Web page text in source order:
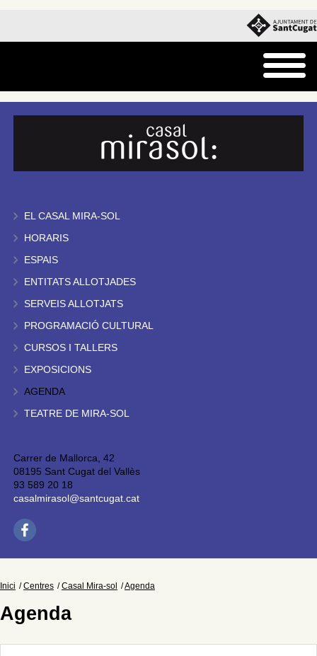
EL CASAL MIRA-SOL
HORARIS
ESPAIS
ENTITATS ALLOTJADES
SERVEIS ALLOTJATS
PROGRAMACIÓ CULTURAL
CURSOS I TALLERS
EXPOSICIONS
AGENDA
TEATRE DE MIRA-SOL
Carrer de Mallorca, 42
08195 Sant Cugat del Vallès
93 589 20 18
casalmirasol@santcugat.cat
Inici Centres Casal Mira-sol Agenda
Agenda